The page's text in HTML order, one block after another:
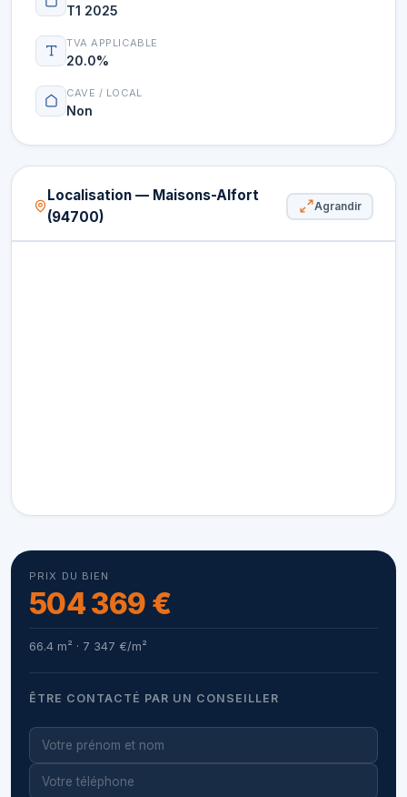
T1 2025
TVA APPLICABLE
20.0%
CAVE / LOCAL
Non
Localisation — Maisons-Alfort
(94700)
Agrandir
PRIX DU BIEN
504 369 €
66.4 m² · 7 347 €/m²
ÊTRE CONTACTÉ PAR UN CONSEILLER